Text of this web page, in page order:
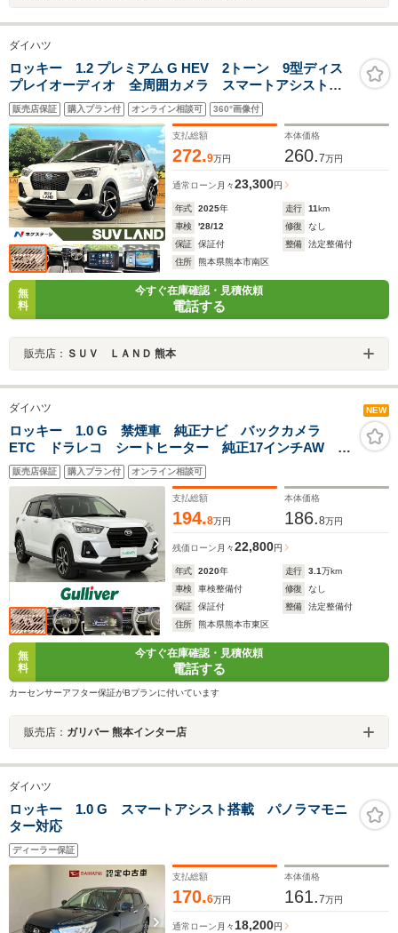
ダイハツ
ロッキー 1.2 プレミアム G HEV 2トーン 9型ディス
プレイオーディオ 全周囲カメラ スマートアシスト
レーダークルーズ ブラインドスポットモニター コー
ナーセンサー LEDヘッド 純正17インチAW オートエ
アコン シートヒーター
販売店保証 購入プラン付 オンライン相談可 360°画像付
支払総額
272.9万円
本体価格
260.7万円
通常ローン 月々23,300円
年式 2025年 走行 11km
車検
'28/12 修復
なし
保証
保証付 整備
法定整備付
住所
熊本県熊本市南区
無
料
今すぐ在庫確認・見積依頼
電話する
販売店： ＳＵＶ ＬＡＮＤ 熊本
ダイハツ NEW
ロッキー 1.0 G 禁煙車 純正ナビ バックカメラ
ETC ドラレコ シートヒーター 純正17インチAW
LEDヘッドライト 純正フロアマット オートハイビー
ム アダプティブクルーズコントロール スマートアシ
スト
販売店保証 購入プラン付 オンライン相談可
支払総額
194.8万円
本体価格
186.8万円
残価ローン 月々22,800円
年式 2020年 走行 3.1万km
車検
車検整備付 修復
なし
保証
保証付 整備
法定整備付
住所
熊本県熊本市東区
無
料
今すぐ在庫確認・見積依頼
電話する
カーセンサーアフター保証がBプランに付いています
販売店： ガリバー 熊本インター店
ダイハツ
ロッキー 1.0 G スマートアシスト搭載 パノラマモニ
ター対応
ディーラー保証
支払総額
170.6万円
本体価格
161.7万円
通常ローン 月々 18,200円